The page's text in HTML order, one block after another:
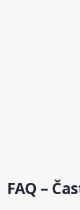
FAQ –